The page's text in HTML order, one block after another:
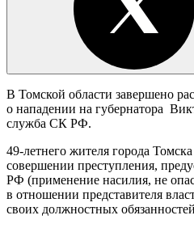
В Томской области завершено
о нападении на губернатора
служба СК РФ.
49-летнего жителя города
совершении преступления,
РФ (применение насилия, не
в отношении представителя
своих должностных